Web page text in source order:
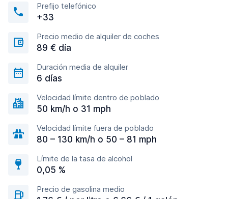
Prefijo telefónico
+33
Precio medio de alquiler de coches
89 € día
Duración media de alquiler
6 días
Velocidad límite dentro de poblado
50 km/h o 31 mph
Velocidad límite fuera de poblado
80 – 130 km/h o 50 – 81 mph
Límite de la tasa de alcohol
0,05 %
Precio de gasolina medio